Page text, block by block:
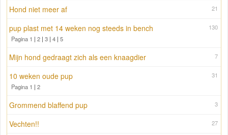
21
Hond niet meer af
130
pup plast met 14 weken nog steeds in bench
Pagina 1 | 2 | 3 | 4 | 5
7
Mijn hond gedraagt zich als een knaagdier
31
10 weken oude pup
Pagina 1 | 2
3
Grommend blaffend pup
27
Vechten!!